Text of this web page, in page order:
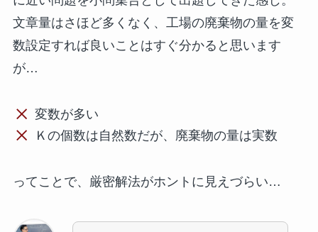
文章量はさほど多くなく、工場の廃棄物の量を変
数設定すれば良いことはすぐ分かると思います
が…
変数が多い
Ｋの個数は自然数だが、廃棄物の量は実数
ってことで、厳密解法がホントに見えづらい…